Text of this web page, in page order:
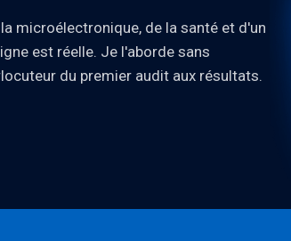
microélectronique, de la santé et d'un
est réelle. Je l'aborde sans
du premier audit aux résultats.